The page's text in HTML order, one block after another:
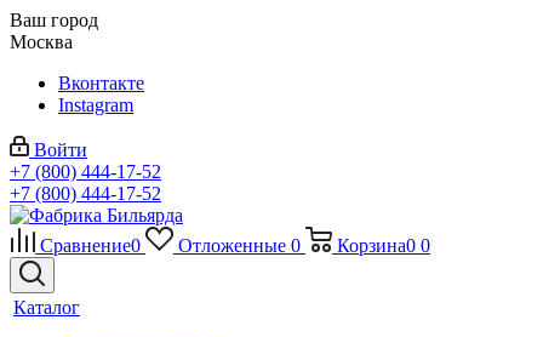
Ваш город
Москва
Вконтакте
Instagram
Войти
+7 (800) 444-17-52
+7 (800) 444-17-52
Сравнение0 Отложенные 0 Корзина0 0
Каталог